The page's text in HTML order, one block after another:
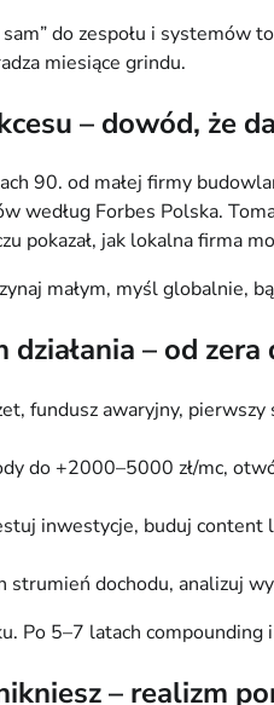
do zespołu i
miesiące grindu.
– dowód, że
90. od małej firmy
według Forbes Polska.
pokazał, jak lokalna firma
małym, myśl globalnie,
działania – od
fundusz awaryjny,
do +2000–5000 zł/mc,
inwestycje, buduj content
strumień dochodu, analizuj
Po 5–7 latach
– realizm